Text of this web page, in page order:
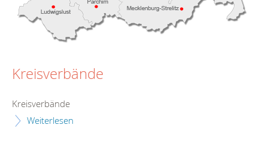
Kreisverbände
Kreisverbände
Weiterlesen